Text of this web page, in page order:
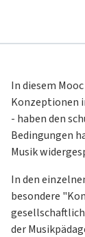
In diesem
Konzeptionen
- haben den
Bedingungen
Musik
In den
besondere
der